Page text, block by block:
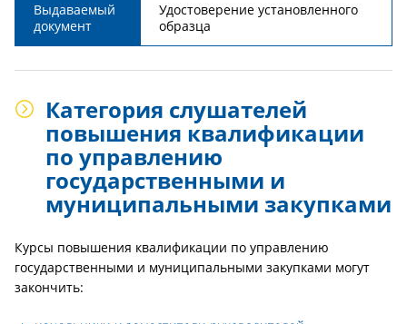
Выдаваемый
документ
Удостоверение установленного
образца
Категория слушателей
повышения квалификации
по управлению
государственными и
муниципальными закупками
Курсы повышения квалификации по управлению
государственными и муниципальными закупками могут
закончить: